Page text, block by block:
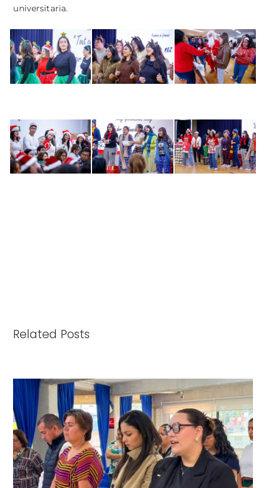
universitaria.
Related Posts